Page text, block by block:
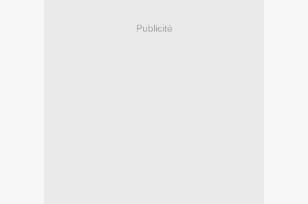
Publicité